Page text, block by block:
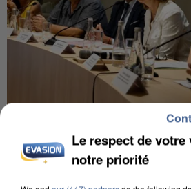
INCENDIES : L’ÎLE-DE-
DE SOLIDARITÉ AVEC LES...
Le respect de votre
notre priorité